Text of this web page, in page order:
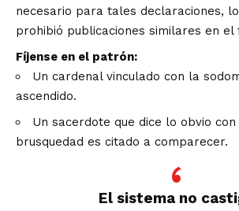
necesario para tales declaraciones,
prohibió publicaciones similares en el
Fíjense en el patrón:
Un cardenal vinculado con la
ascendido.
Un sacerdote que dice lo obvio con
brusquedad es citado a comparecer.
El sistema no